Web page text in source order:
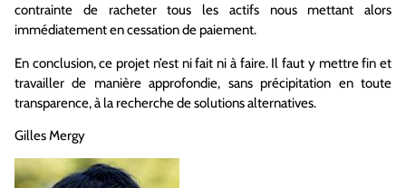
contrainte de racheter tous les actifs nous mettant alors
immédiatement en cessation de paiement.
En conclusion, ce projet n’est ni fait ni à faire. Il faut y mettre fin et
travailler de manière approfondie, sans précipitation en toute
transparence, à la recherche de solutions alternatives.
Gilles Mergy